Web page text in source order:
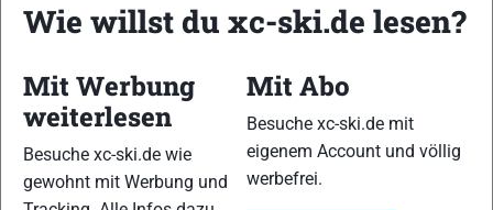
Wie willst du xc-ski.de lesen?
Mit Werbung
weiterlesen
Besuche xc-ski.de wie
gewohnt mit Werbung und
Mit Abo
Besuche xc-ski.de mit
eigenem Account und völlig
werbefrei.